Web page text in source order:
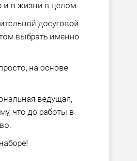
и в жизни в целом.
досуговой
выбрать именно
на основе
ведущая,
что до работы в